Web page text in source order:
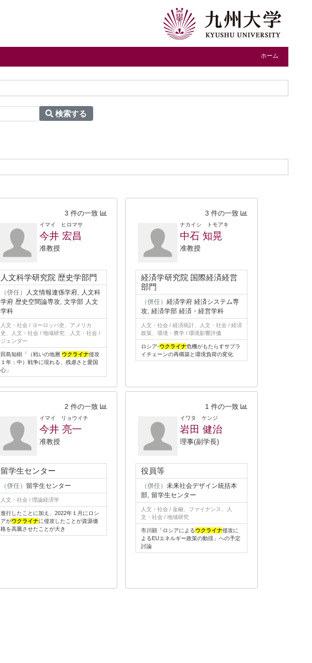
ホーム
検索する
3 件の一致
イマイ ヒロマサ
今井 宏昌
准教授
人文科学研究院 歴史学部門
（併任）
人文情報連係学府, 人文科
学府 歴史空間論専攻, 文学部 人文
学科
人文・社会 / ヨーロッパ史、アメリカ
史、人文・社会 / 地域研究、人文・社会 /
ジェンダー
田島知樹「（戦いの地層 ウクライナ侵攻
１年：中）戦争に現れる、残虐さと愛国
心」
3 件の一致
ナカイシ トモアキ
中石 知晃
准教授
経済学研究院 国際経済経営
部門
（併任） 経済学府 経済システム専
攻, 経済学部 経済・経営学科
人文・社会 / 経済統計、人文・社会 / 経済
政策、環境・農学 / 環境影響評価
ロシア-ウクライナ危機がもたらすサプラ
イチェーンの再構築と環境負荷の変化
2 件の一致
イマイ リョウイチ
今井 亮一
准教授
留学生センター
（併任） 留学生センター
人文・社会 / 理論経済学
進行したことに加え、2022年１月にロシ
アがウクライナに侵攻したことが資源価
格を高騰させたことが大き
1 件の一致
イワタ ケンジ
岩田 健治
理事(副学長)
役員等
（併任） 未来社会デザイン統括本
部, 留学生センター
人文・社会 / 金融、ファイナンス、人
文・社会 / 地域研究
市川顕「ロシアによるウクライナ侵攻に
よるEUエネルギー政策の動揺」への予定
討論